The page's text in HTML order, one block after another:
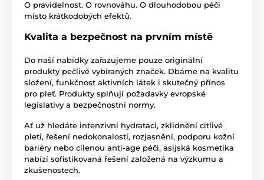
O pravidelnost. O rovnováhu. O dlouhodobou péči
místo krátkodobých efektů.
Kvalita a bezpečnost na prvním místě
Do naší nabídky zařazujeme pouze originální
produkty pečlivě vybíraných značek. Dbáme na kvalitu
složení, funkčnost aktivních látek i skutečný přínos
pro pleť. Produkty splňují požadavky evropské
legislativy a bezpečnostní normy.
Ať už hledáte intenzivní hydrataci, zklidnění citlivé
pleti, řešení nedokonalostí, rozjasnění, podporu kožní
bariéry nebo cílenou anti-age péči, asijská kosmetika
nabízí sofistikovaná řešení založená na výzkumu a
zkušenostech.